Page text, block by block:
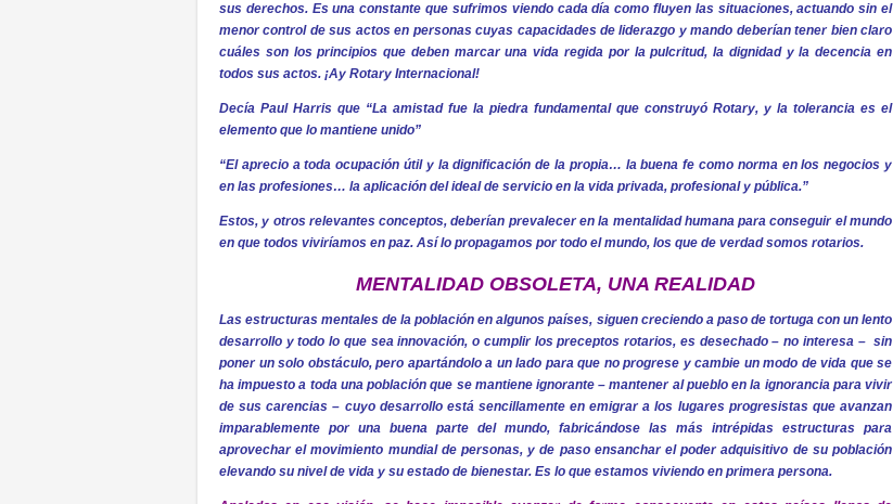
sus derechos. Es una constante que sufrimos viendo cada día como fluyen las situaciones, actuando sin el
menor control de sus actos en personas cuyas capacidades de liderazgo y mando deberían tener bien claro
cuáles son los principios que deben marcar una vida regida por la pulcritud, la dignidad y la decencia en
todos sus actos. ¡Ay Rotary Internacional!
Decía Paul Harris que “La amistad fue la piedra fundamental que construyó Rotary, y la tolerancia es el
elemento que lo mantiene unido”
“El aprecio a toda ocupación útil y la dignificación de la propia… la buena fe como norma en los negocios y
en las profesiones… la aplicación del ideal de servicio en la vida privada, profesional y pública.”
Estos, y otros relevantes conceptos, deberían prevalecer en la mentalidad humana para conseguir el mundo
en que todos viviríamos en paz. Así lo propagamos por todo el mundo, los que de verdad somos rotarios.
MENTALIDAD OBSOLETA, UNA REALIDAD
Las estructuras mentales de la población en algunos países, siguen creciendo a paso de tortuga con un lento
desarrollo y todo lo que sea innovación, o cumplir los preceptos rotarios, es desechado – no interesa – sin
poner un solo obstáculo, pero apartándolo a un lado para que no progrese y cambie un modo de vida que se
ha impuesto a toda una población que se mantiene ignorante – mantener al pueblo en la ignorancia para vivir
de sus carencias – cuyo desarrollo está sencillamente en emigrar a los lugares progresistas que avanzan
imparablemente por una buena parte del mundo, fabricándose las más intrépidas estructuras para
aprovechar el movimiento mundial de personas, y de paso ensanchar el poder adquisitivo de su población
elevando su nivel de vida y su estado de bienestar. Es lo que estamos viviendo en primera persona.